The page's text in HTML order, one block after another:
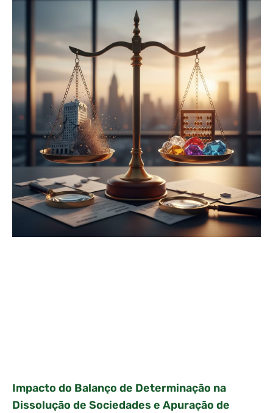
Impacto do Balanço de Determinação na
Dissolução de Sociedades e Apuração de